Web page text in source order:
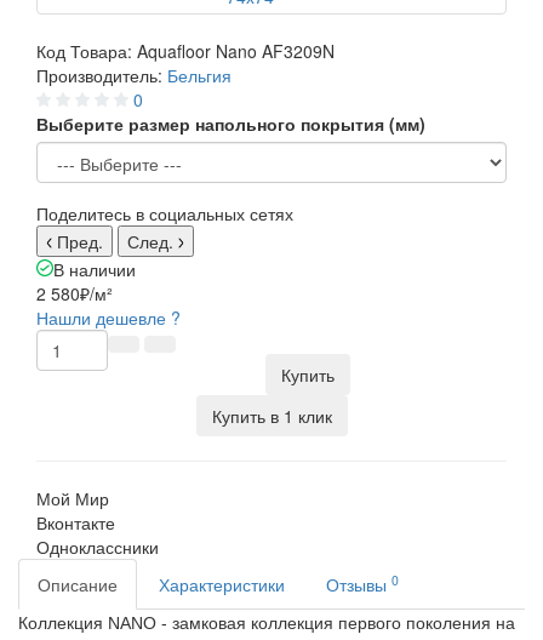
Код Товара: Aquafloor Nano AF3209N
Производитель: Бельгия
0
Выберите размер напольного покрытия (мм)
Поделитесь в социальных сетях
Пред.
След.
В наличии
2 580₽/м²
Нашли дешевле ?
Купить
Купить в 1 клик
Мой Мир
Вконтакте
Одноклассники
Описание
Характеристики Отзывы 0
Коллекция NANO - замковая коллекция первого поколения на